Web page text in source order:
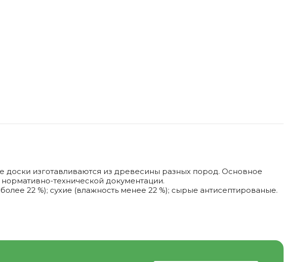
изготавливаются из древесины разных пород. Основное
технической документации.
22 %); сухие (влажность менее 22 %); сырые антисептированые.